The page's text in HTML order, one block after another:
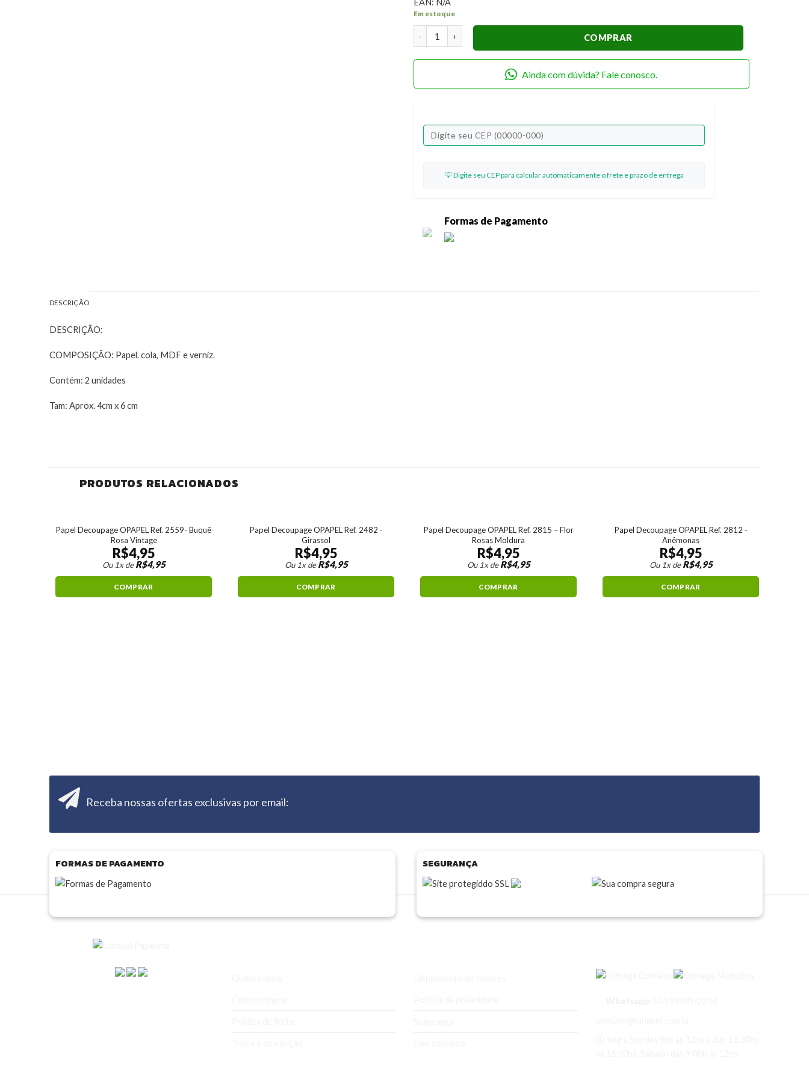
EAN: N/A
Em estoque
Aplique em Papel e MDF APMN4- 025 Doce Natal - Papai Noel quantidade
COMPRAR
Ainda com dúvida? Fale conosco.
💡 Digite seu CEP para calcular automaticamente o frete e prazo de entrega
Formas de Pagamento
DESCRIÇÃO
DESCRIÇÃO:
COMPOSIÇÃO: Papel. cola, MDF e verniz.
Contém: 2 unidades
Tam: Aprox. 4cm x 6 cm
PRODUTOS RELACIONADOS
Papel Decoupage OPAPEL Ref. 2559- Buquê
Rosa Vintage
R$4,95
Ou 1x deR$4,95
COMPRAR
Papel Decoupage OPAPEL Ref. 2482 -
Girassol
R$4,95
Ou 1x deR$4,95
COMPRAR
Papel Decoupage OPAPEL Ref. 2815 – Flor
Rosas Moldura
R$4,95
Ou 1x deR$4,95
COMPRAR
Papel Decoupage OPAPEL Ref. 2812 -
Anêmonas
R$4,95
Ou 1x deR$4,95
COMPRAR
Receba nossas ofertas exclusivas por email:
FORMAS DE PAGAMENTO SEGURANÇA